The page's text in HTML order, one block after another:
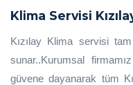
Klima Servisi
Kızılay Klima servisi
sunar..Kurumsal
güvene dayanarak tüm